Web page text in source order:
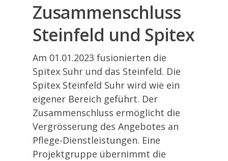
Zusammenschluss
Steinfeld und Spitex
Am 01.01.2023 fusionierten die
Spitex Suhr und das Steinfeld. Die
Spitex Steinfeld Suhr wird wie ein
eigener Bereich geführt. Der
Zusammenschluss ermöglicht die
Vergrösserung des Angebotes an
Pflege-Dienstleistungen. Eine
Projektgruppe übernimmt die